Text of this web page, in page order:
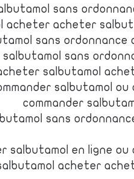
sans
acheter acheter
sans ordonnance
sans
salbutamol
salbutamol
commander
sans
salbutamol en ligne ou
acheter